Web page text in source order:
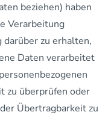
beziehen) haben
Verarbeitung
zu erhalten,
Daten verarbeitet
zu überprüfen oder
Übertragbarkeit zu